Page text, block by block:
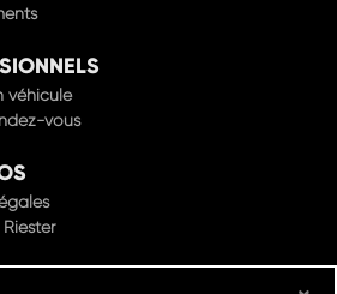
véhicule
vous